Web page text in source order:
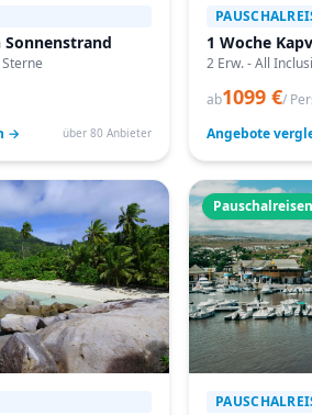
Sonnenstrand
→
über 80 Anbieter
1 Woche
2 Erw. - All
ab1099 €/
Angebote
Pauschalreisen